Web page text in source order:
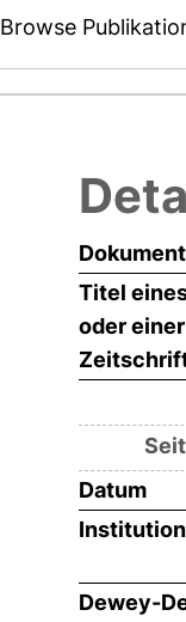
Browse
Titel
oder einer
Datum
Dewey-